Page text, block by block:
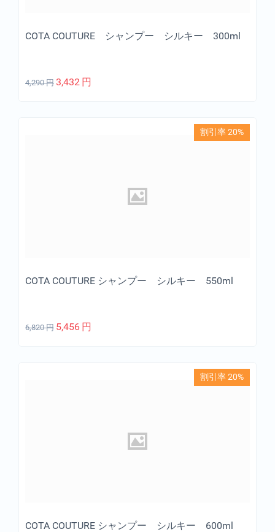
COTA COUTURE シャンプー シルキー 300ml
4,290 円 3,432 円
割引率 20%
COTA COUTURE シャンプー シルキー 550ml
6,820 円 5,456 円
割引率 20%
COTA COUTURE シャンプー シルキー 600ml